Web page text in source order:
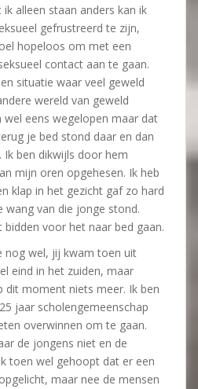
alleen staan anders kan ik
gefrustreerd te zijn,
hopeloos om met een
contact aan te gaan.
situatie waar veel geweld
wereld van geweld
eens wegelopen maar dat
je bed stond daar en dan
ben dikwijls door hem
mijn oren opgehesen. Ik heb
klap in het gezicht gaf zo hard
wang van die jonge stond.
voor het naar bed gaan.
nog wel, jij kwam toen uit
eind in het zuiden, maar
dit moment niets meer. Ik ben
jaar scholengemeenschap
overwinnen om te gaan.
de jongens niet en de
toen wel gehoopt dat er een
maar nee de mensen